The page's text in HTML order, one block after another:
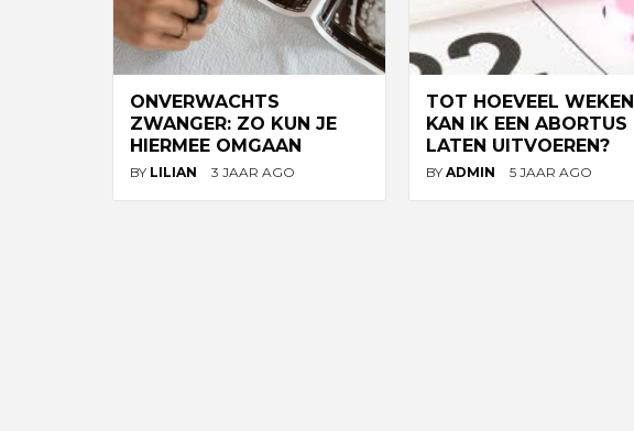
ONVERWACHTS
ZWANGER: ZO KUN JE
HIERMEE OMGAAN
BY LILIAN 3 JAAR AGO
TOT HOEVEEL WEKEN
KAN IK EEN ABORTUS
LATEN UITVOEREN?
BY ADMIN 5 JAAR AGO